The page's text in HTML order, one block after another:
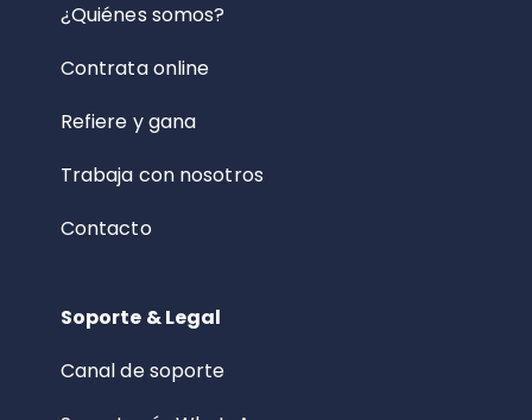
¿Quiénes somos?
Contrata online
Refiere y gana
Trabaja con nosotros
Contacto
Soporte & Legal
Canal de soporte